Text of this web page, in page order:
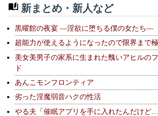
新まとめ・新人など
黒曜館の夜宴 —淫欲に堕ちる僕の女たち—
超能力が使えるようになったので限界まで
美女美男子の家系に生まれた醜いアヒルの
ド
あんこモンフロンティア
劣った淫魔弱音ハクの性活
やる夫「催眠アプリを手に入れたんだけど